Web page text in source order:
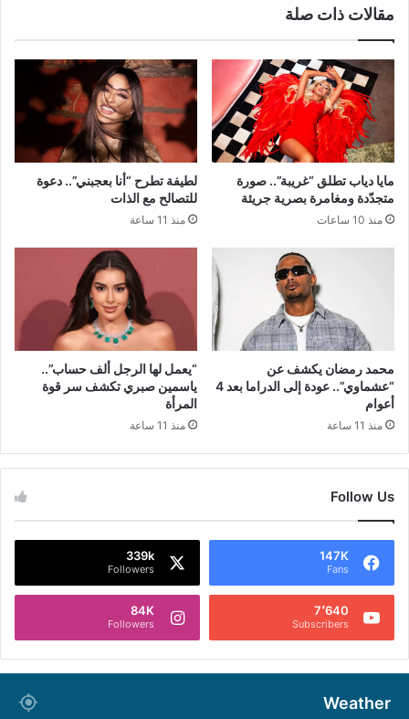
مقالات ذات صلة
مايا دياب تطلق “غريبة”.. صورة
متجدّدة ومغامرة بصرية جريئة
منذ 10 ساعات
لطيفة تطرح “أنا بعجبني”.. دعوة
للتصالح مع الذات
منذ 11 ساعة
محمد رمضان يكشف عن
“عشماوي”.. عودة إلى الدراما بعد 4
أعوام
منذ 11 ساعة
“يعمل لها الرجل ألف حساب”..
ياسمين صبري تكشف سر قوة
المرأة
منذ 11 ساعة
Follow Us
147K
Fans
339k
Followers
7٬640
Subscribers
84K
Followers
Weather